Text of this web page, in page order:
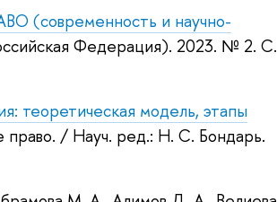
(современность и научно-
Федерация). 2023. № 2. С.
теоретическая модель, этапы
/ Науч. ред.: Н. С. Бондарь.